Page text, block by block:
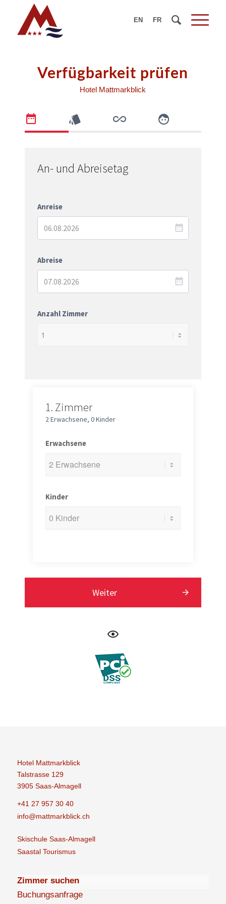
EN FR
Verfügbarkeit prüfen
Hotel Mattmarkblick
An- und Abreisetag
Anreise
Abreise
Anzahl Zimmer
1. Zimmer
2 Erwachsene, 0 Kinder
Erwachsene
Kinder
Weiter
Hotel Mattmarkblick
Talstrasse 129
3905 Saas-Almagell
+41 27 957 30 40
info@mattmarkblick.ch
Skischule Saas-Almagell
Saastal Tourismus
Zimmer suchen
Buchungsanfrage